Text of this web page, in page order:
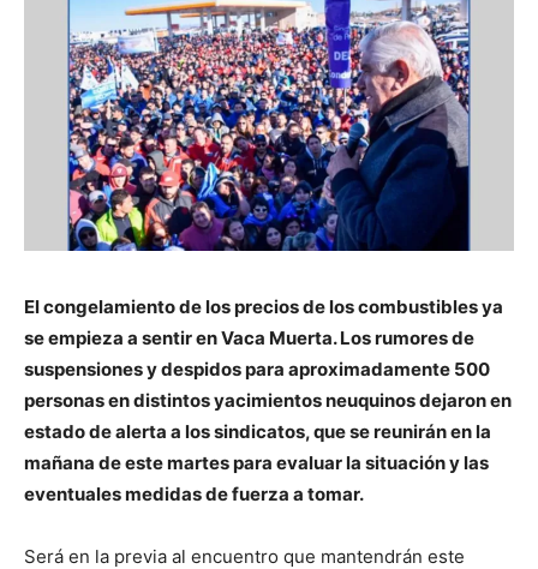
El congelamiento de los precios de los combustibles ya
se empieza a sentir en Vaca Muerta. Los rumores de
suspensiones y despidos para aproximadamente 500
personas en distintos yacimientos neuquinos dejaron en
estado de alerta a los sindicatos, que se reunirán en la
mañana de este martes para evaluar la situación y las
eventuales medidas de fuerza a tomar.
Será en la previa al encuentro que mantendrán este